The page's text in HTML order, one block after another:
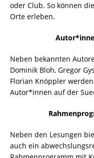
oder Club. So können
Orte erleben.
Neben bekannten
Dominik Bloh, Gregor
Florian Knöppler
Autor*innen auf der
Neben den Lesungen
auch ein